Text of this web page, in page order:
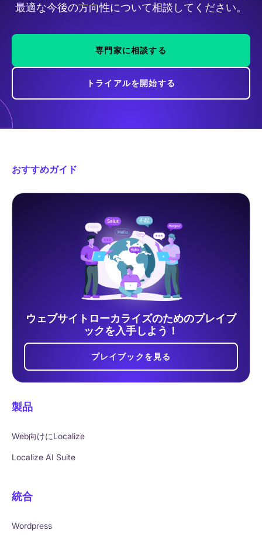
最適な今後の方向性について相談してください。
専門家に相談する
トライアルを開始する
おすすめガイド
ウェブサイトローカライズのためのプレイブ
ックを入手しよう！
プレイブックを見る
製品
Web向けにLocalize
Localize AI Suite
統合
Wordpress